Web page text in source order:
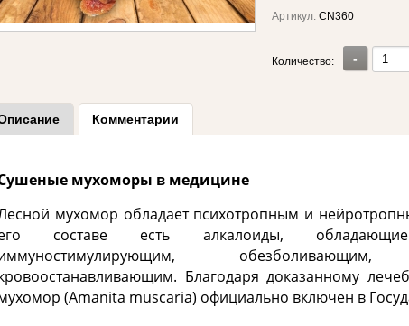
Артикул: CN360
Количество: -
Комментарии
мухоморы в медицине
мухомор обладает психотропным и
составе есть алкалоиды,
обезболивающим,
Благодаря доказанному
(Amanita muscaria) официально включен в